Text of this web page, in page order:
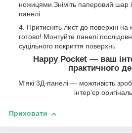
ножицями.Зніміть паперовий шар
панелі.
Притисніть лист до поверхні на
готово! Монтуйте панелі
суцільного покриття поверхні.
Happy Pocket — ваш
практичного
М'які 3Д-панелі — можливість
інтер'єр
Приховати